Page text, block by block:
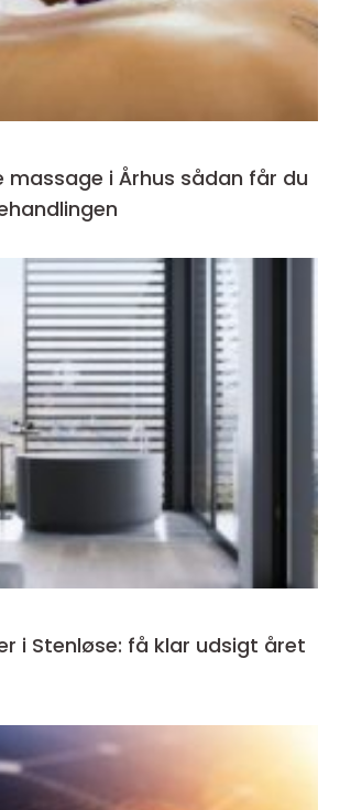
i Århus sådan får du
i Stenløse: få klar udsigt året